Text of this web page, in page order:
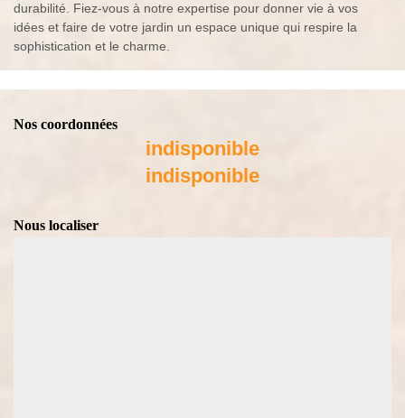
durabilité. Fiez-vous à notre expertise pour donner vie à vos
idées et faire de votre jardin un espace unique qui respire la
sophistication et le charme.
Nos coordonnées
indisponible
indisponible
Nous localiser